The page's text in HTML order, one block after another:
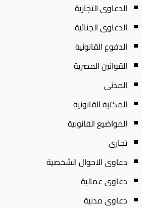
الدعاوى التجارية
الدعاوى الجنائية
الدفوع القانونية
القوانين المصرية
المدنى
المكتبة القانونية
المواضيع القانونية
تجارى
دعاوى الاحوال الشخصية
دعاوى عمالية
دعاوى مدنية